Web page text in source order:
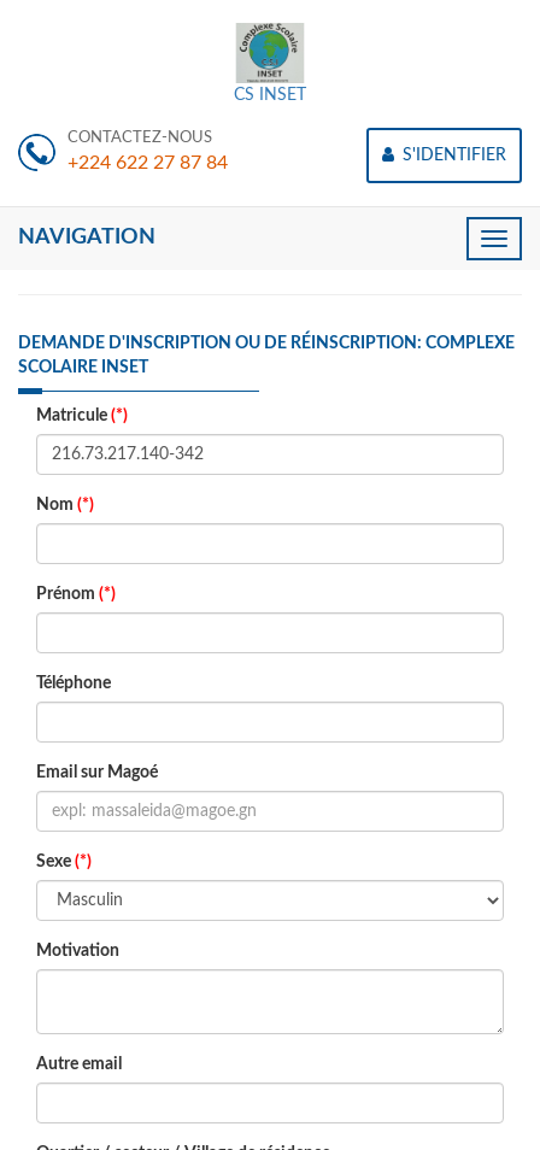
CS INSET
CONTACTEZ-NOUS
+224 622 27 87 84 S'IDENTIFIER
Toggle
NAVIGATION
DEMANDE D'INSCRIPTION OU DE RÉINSCRIPTION: COMPLEXE
SCOLAIRE INSET
Matricule (*)
Nom (*)
Prénom (*)
Téléphone
Email sur Magoé
Sexe (*)
Motivation
Autre email